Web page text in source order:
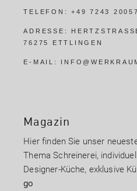
TELEFON:+49 7243
ADRESSE:
76275 ETTLINGEN
E-MAIL:
Magazin
Hier finden Sie unser
Thema Schreinerei,
Designer-Küche, exklusive
go